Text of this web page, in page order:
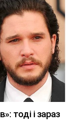
тоді і зараз